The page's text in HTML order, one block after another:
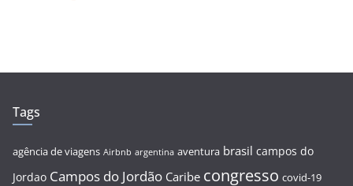
Tags
agência de viagens Airbnb argentina aventura brasil campos do
Jordao Campos do Jordão Caribe congresso covid-19